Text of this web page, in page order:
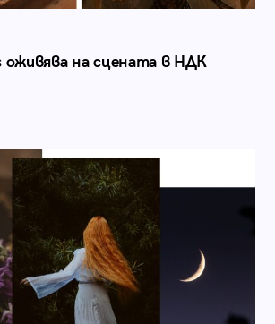
оживява на сцената в НДК